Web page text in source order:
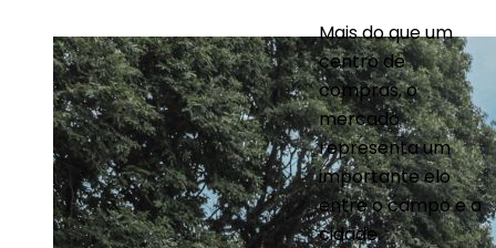
Mais do que um
centro de
compras, o
mercado
representa um
importante elo
entre o campo e a
cidade,